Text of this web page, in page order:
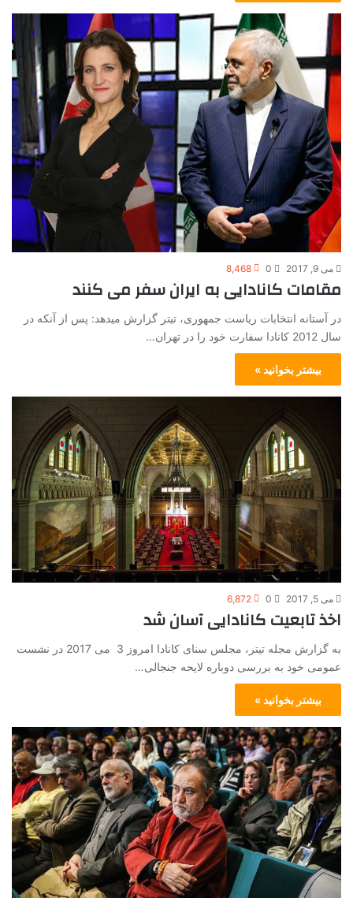
می 9, 2017 0
8,468
مقامات کانادایی به ایران سفر می کنند
در آستانه انتخابات ریاست جمهوری، تیتر گزارش میدهد: پس از آنکه در
سال 2012 کانادا سفارت خود را در تهران…
بیشتر بخوانید »
می 5, 2017 0
6,872
اخذ تابعیت کانادایی آسان شد
به گزارش مجله تیتر، مجلس سنای کانادا امروز 3 می 2017 در نشست
عمومی خود به بررسی دوباره لایحه جنجالی…
بیشتر بخوانید »